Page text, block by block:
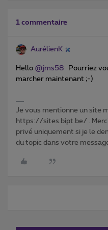
1 commentaire
AurélienK
Hello @jms58 Pourriez
marcher maintenant ;-)
Je vous mentionne un site
https://sites.bipt.be/ .
privé uniquement si je le
du topic dans votre